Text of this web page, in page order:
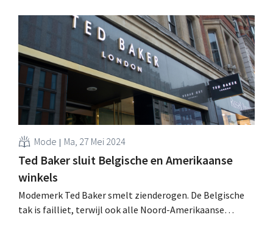
Mode Ma, 27 Mei 2024
Ted Baker sluit Belgische en Amerikaanse
winkels
Modemerk Ted Baker smelt zienderogen. De Belgische
tak is failliet, terwijl ook alle Noord-Amerikaanse